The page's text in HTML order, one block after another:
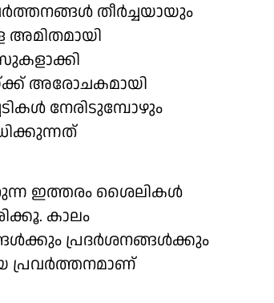
തീർച്ചയായും
അരോചകമായി
നേരിടുമ്പോഴും
ഇത്തരം ശൈലികൾ
കാലം
പ്രദർശനങ്ങൾക്കും
പ്രവർത്തനമാണ്